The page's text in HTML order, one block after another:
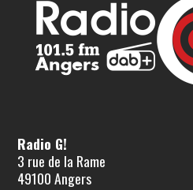
Radio G!
3 rue de la Rame
49100 Angers